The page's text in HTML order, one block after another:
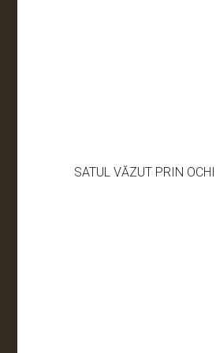
SATUL VĂZUT PRIN